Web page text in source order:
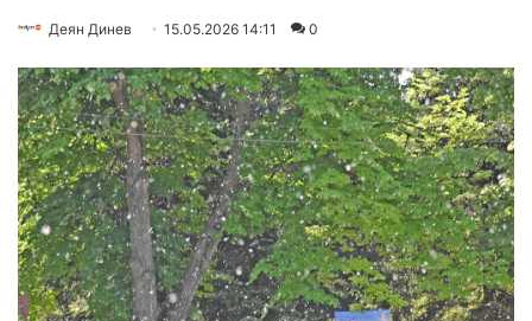
Деян Динев 15.05.2026 14:11 0